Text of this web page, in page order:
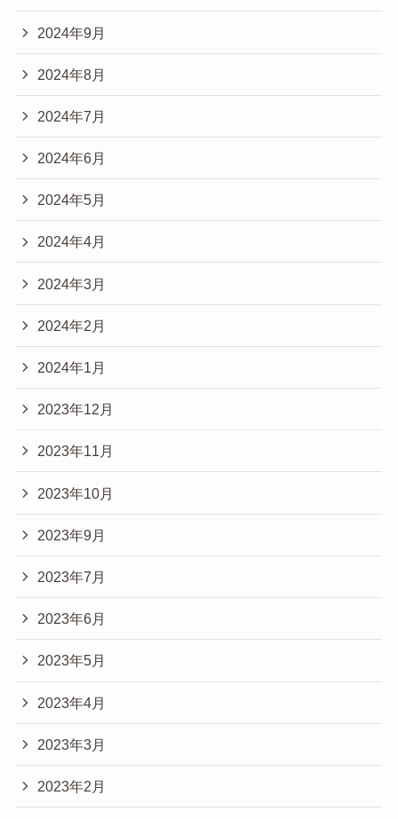
2024年9月
2024年8月
2024年7月
2024年6月
2024年5月
2024年4月
2024年3月
2024年2月
2024年1月
2023年12月
2023年11月
2023年10月
2023年9月
2023年7月
2023年6月
2023年5月
2023年4月
2023年3月
2023年2月